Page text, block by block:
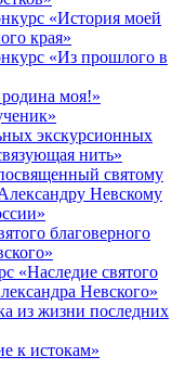
«История моей
края»
«Из прошлого в
моя!»
экскурсионных
нить»
святому
Невскому
благоверного
«Наследие святого
Невского»
из жизни последних
к истокам»